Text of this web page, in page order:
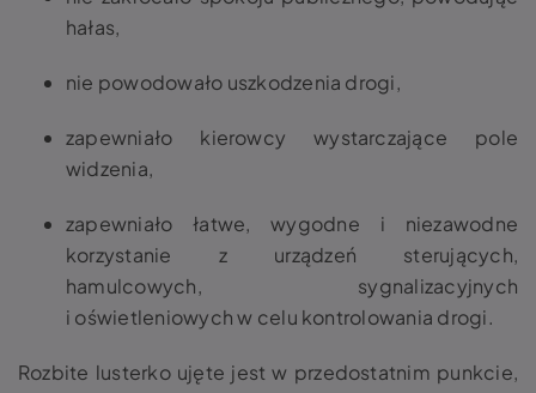
hałas,
nie powodowało uszkodzenia drogi,
zapewniało kierowcy wystarczające pole
widzenia,
zapewniało łatwe, wygodne i niezawodne
korzystanie z urządzeń sterujących,
hamulcowych, sygnalizacyjnych
i oświetleniowych w celu kontrolowania drogi.
Rozbite lusterkoujęte jest w przedostatnim punkcie,